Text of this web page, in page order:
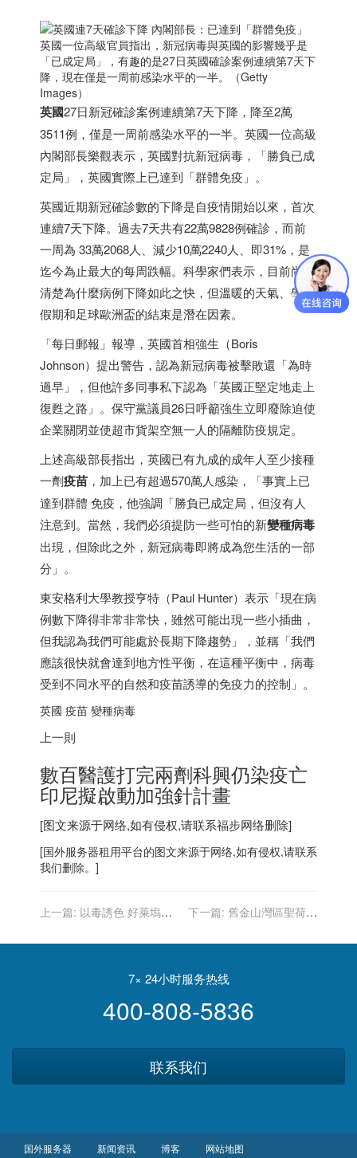
英國一位高級官員指出，新冠病毒與英國的影響幾乎是
「已成定局」，有趣的是27日英國確診案例連續第7天下
降，現在僅是一周前感染水平的一半。（Getty
Images）
英國27日新冠確診案例連續第7天下降，降至2萬
3511例，僅是一周前感染水平的一半。英國一位高級
內閣部長樂觀表示，英國對抗新冠病毒，「勝負已成
定局」，英國實際上已達到「群體免疫」。
英國近期新冠確診數的下降是自疫情開始以來，首次
連續7天下降。過去7天共有22萬9828例確診，而前
一周為 33萬2068人、減少10萬2240人、即31%，是
迄今為止最大的每周跌幅。科學家們表示，目前尚不
清楚為什麼病例下降如此之快，但溫暖的天氣、學校
假期和足球歐洲盃的結束是潛在因素。
「每日郵報」報導，英國首相強生（Boris
Johnson）提出警告，認為新冠病毒被擊敗還「為時
過早」，但他許多同事私下認為「英國正堅定地走上
復甦之路」。保守黨議員26日呼籲強生立即廢除迫使
企業關閉並使超市貨架空無一人的隔離防疫規定。
上述高級部長指出，英國已有九成的成年人至少接種
一劑疫苗 ，加上已有超過570萬人感染，「事實上已
達到群體 免疫，他強調「勝負已成定局，但沒有人
注意到。當然，我們必須提防一些可怕的新變種病毒
出現，但除此之外，新冠病毒即將成為您生活的一部
分」。
東安格利大學教授亨特（Paul Hunter）表示「現在病
例數下降得非常非常快，雖然可能出現一些小插曲，
但我認為我們可能處於長期下降趨勢」，並稱「我們
應該很快就會達到地方性平衡，在這種平衡中，病毒
受到不同水平的自然和疫苗誘導的免疫力的控制」。
英國 疫苗 變種病毒
上一則
數百醫護打完兩劑科興仍染疫亡
印尼擬啟動加強針計畫
[图文来源于网络,如有侵权,请联系福步网络删除]
[国外服务器租用平台的图文来源于网络,如有侵权,请联系
我们删除。]
上一篇: 以毒誘色 好萊塢民
徒刑
下一篇: 舊金山灣區聖荷西
7× 24小时服务热线
400-808-5836
联系我们
国外服务器 新闻资讯 博客 网站地图